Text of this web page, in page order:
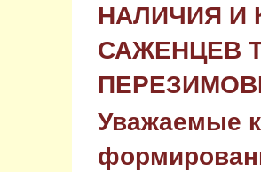
НАЛИЧИЯ И
САЖЕНЦЕВ
Уважаемые